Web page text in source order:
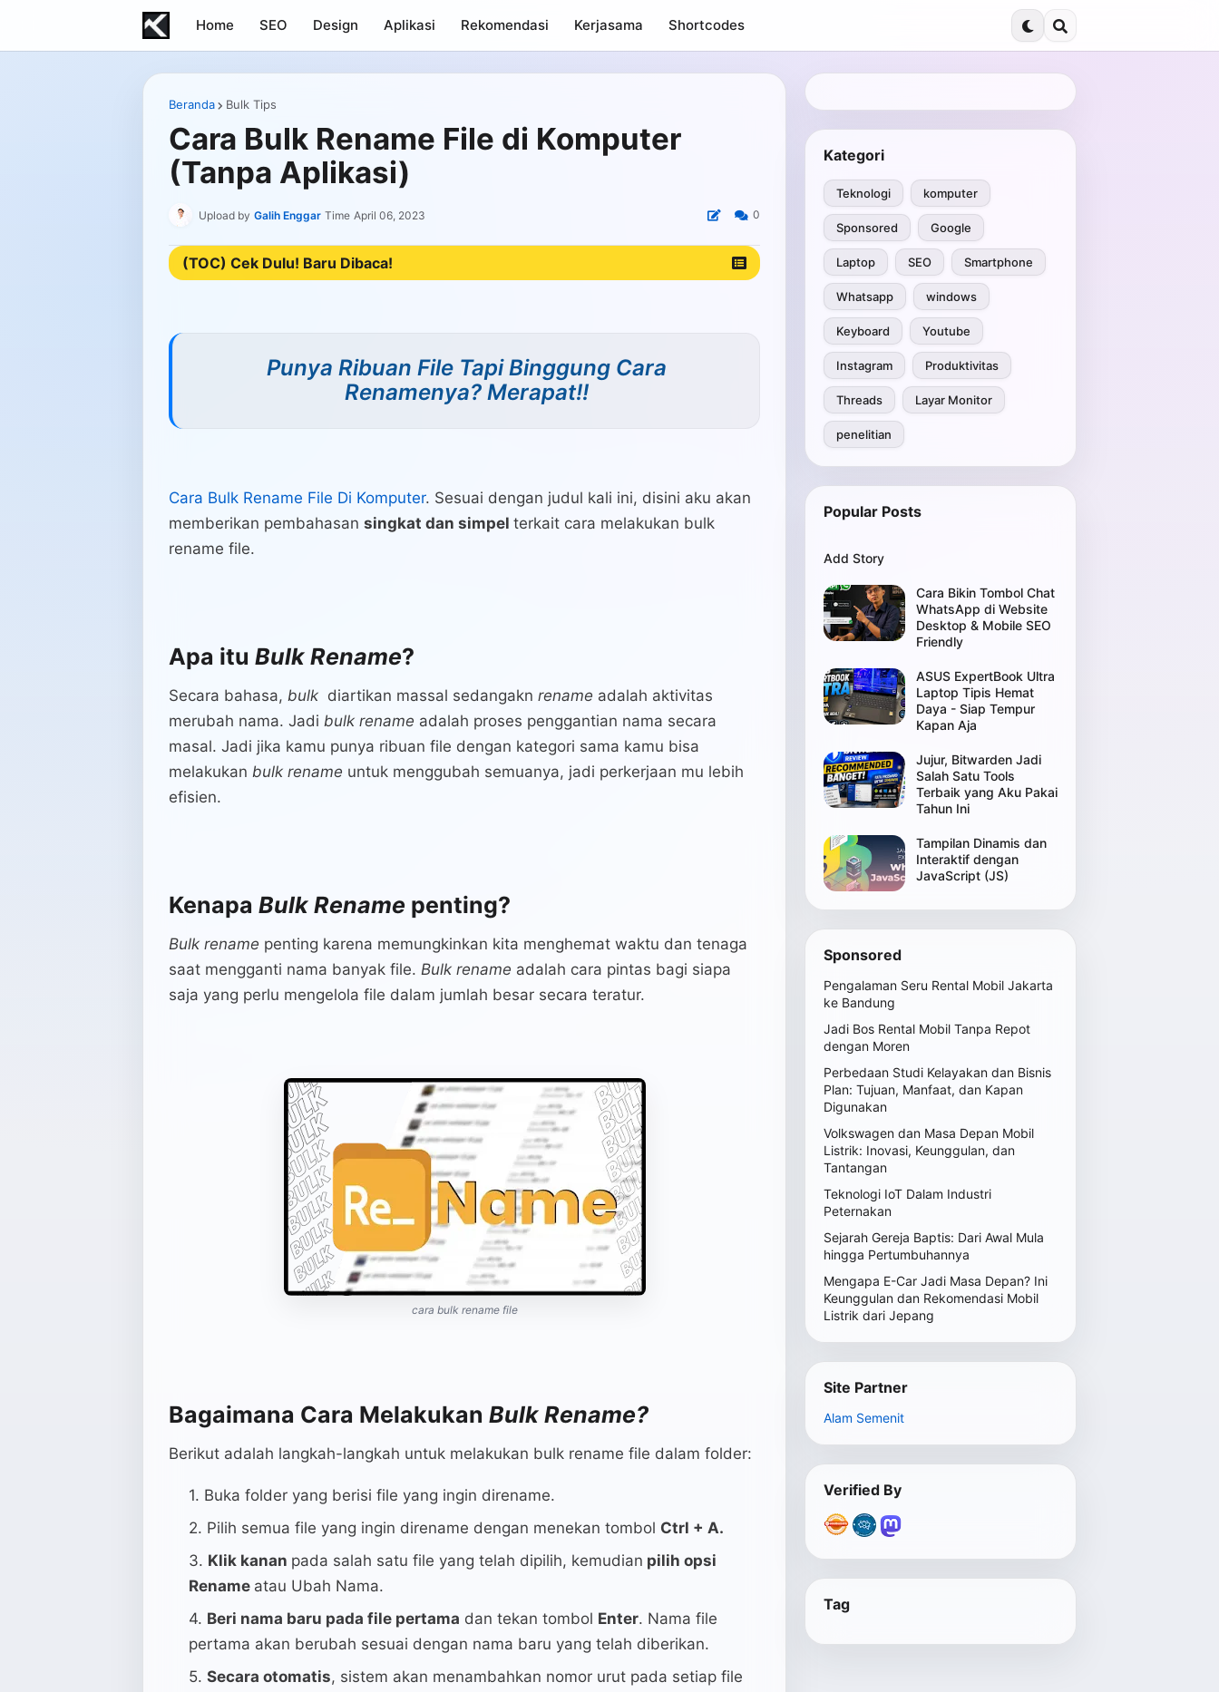
Home SEO Design Aplikasi Rekomendasi Kerjasama Shortcodes
Beranda Bulk Tips
Cara Bulk Rename File di Komputer
(Tanpa Aplikasi)
Upload by Galih Enggar Time April 06, 2023 0
(TOC) Cek Dulu! Baru Dibaca!
Punya Ribuan File Tapi Binggung Cara
Renamenya? Merapat!!
Cara Bulk Rename File Di Komputer. Sesuai dengan judul kali ini, disini aku akan
memberikan pembahasan singkat dan simpel terkait cara melakukan bulk
rename file.
Apa itu Bulk Rename?
Secara bahasa, bulk diartikan massal sedangakn rename adalah aktivitas
merubah nama. Jadi bulk rename adalah proses penggantian nama secara
masal. Jadi jika kamu punya ribuan file dengan kategori sama kamu bisa
melakukan bulk rename untuk menggubah semuanya, jadi perkerjaan mu lebih
efisien.
Kenapa Bulk Rename penting?
Bulk rename penting karena memungkinkan kita menghemat waktu dan tenaga
saat mengganti nama banyak file. Bulk rename adalah cara pintas bagi siapa
saja yang perlu mengelola file dalam jumlah besar secara teratur.
cara bulk rename file
Bagaimana Cara Melakukan Bulk Rename?
Berikut adalah langkah-langkah untuk melakukan bulk rename file dalam folder:
Buka folder yang berisi file yang ingin direname.
Pilih semua file yang ingin direname dengan menekan tombol Ctrl + A.
Klik kanan pada salah satu file yang telah dipilih, kemudian pilih opsi
Rename atau Ubah Nama.
Beri nama baru pada file pertama dan tekan tombol Enter. Nama file
pertama akan berubah sesuai dengan nama baru yang telah diberikan.
Secara otomatis, sistem akan menambahkan nomor urut pada setiap file
Kategori
Teknologi komputer
Sponsored Google
Laptop SEO Smartphone
Whatsapp windows
Keyboard Youtube
Instagram Produktivitas
Threads Layar Monitor
penelitian
Popular Posts
Add Story
Cara Bikin Tombol Chat
WhatsApp di Website
Desktop & Mobile SEO
Friendly
ASUS ExpertBook Ultra
Laptop Tipis Hemat
Daya - Siap Tempur
Kapan Aja
Jujur, Bitwarden Jadi
Salah Satu Tools
Terbaik yang Aku Pakai
Tahun Ini
Tampilan Dinamis dan
Interaktif dengan
JavaScript (JS)
Sponsored
Pengalaman Seru Rental Mobil Jakarta
ke Bandung
Jadi Bos Rental Mobil Tanpa Repot
dengan Moren
Perbedaan Studi Kelayakan dan Bisnis
Plan: Tujuan, Manfaat, dan Kapan
Digunakan
Volkswagen dan Masa Depan Mobil
Listrik: Inovasi, Keunggulan, dan
Tantangan
Teknologi IoT Dalam Industri
Peternakan
Sejarah Gereja Baptis: Dari Awal Mula
hingga Pertumbuhannya
Mengapa E-Car Jadi Masa Depan? Ini
Keunggulan dan Rekomendasi Mobil
Listrik dari Jepang
Site Partner
Alam Semenit
Verified By
Tag